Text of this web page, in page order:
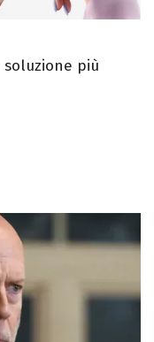
più